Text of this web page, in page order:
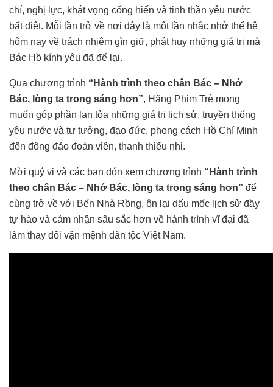
chí, nghị lực, khát vọng cống hiến và tinh thần yêu nước
bất diệt. Mỗi lần trở về nơi đây là một lần nhắc nhở thế hệ
hôm nay về trách nhiệm gìn giữ, phát huy những giá trị mà
Bác Hồ kính yêu đã để lại.
Qua chương trình “Hành trình theo chân Bác – Nhớ
Bác, lòng ta trong sáng hơn”, Hãng Phim Trẻ mong
muốn góp phần lan tỏa những giá trị lịch sử, truyền thống
yêu nước và tư tưởng, đạo đức, phong cách Hồ Chí Minh
đến đông đảo đoàn viên, thanh thiếu nhi.
Mời quý vị và các bạn đón xem chương trình “Hành trình
theo chân Bác – Nhớ Bác, lòng ta trong sáng hơn” để
cùng trở về với Bến Nhà Rồng, ôn lại dấu mốc lịch sử đầy
tự hào và cảm nhận sâu sắc hơn về hành trình vĩ đại đã
làm thay đổi vận mệnh dân tộc Việt Nam.